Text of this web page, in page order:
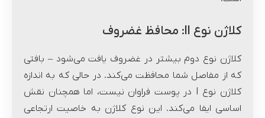
کلاژن نوع ll: محافظ غضروف
کلاژن نوع دوم بیشتر در غضروف یافت می‌شود – بافتی
که از مفاصل شما محافظت می‌کند. در حالی که به اندازه
کلاژن نوع I در پوست فراوان نیست، اما همچنان نقش
اساسی ایفا می‌کند. این نوع کلاژن به خاصیت ارتجاعی